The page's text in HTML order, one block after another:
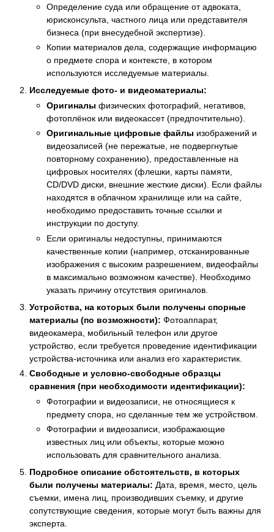
Определение суда или обращение от адвоката,
юрисконсульта, частного лица или представителя
бизнеса (при внесудебной экспертизе).
Копии материалов дела, содержащие информацию
о предмете спора и контексте, в котором
используются исследуемые материалы.
Исследуемые фото- и видеоматериалы:
Оригиналы физических фотографий, негативов,
фотоплёнок или видеокассет (предпочтительно).
Оригинальные цифровые файлы изображений и
видеозаписей (не пережатые, не подвергнутые
повторному сохранению), предоставленные на
цифровых носителях (флешки, карты памяти,
CD/DVD диски, внешние жесткие диски). Если файлы
находятся в облачном хранилище или на сайте,
необходимо предоставить точные ссылки и
инструкции по доступу.
Если оригиналы недоступны, принимаются
качественные копии (например, отсканированные
изображения с высоким разрешением, видеофайлы
в максимально возможном качестве). Необходимо
указать причину отсутствия оригиналов.
Устройства, на которых были получены спорные
материалы (по возможности): Фотоаппарат,
видеокамера, мобильный телефон или другое
устройство, если требуется проведение идентификации
устройства-источника или анализ его характеристик.
Свободные и условно-свободные образцы
сравнения (при необходимости идентификации):
Фотографии и видеозаписи, не относящиеся к
предмету спора, но сделанные тем же устройством.
Фотографии и видеозаписи, изображающие
известных лиц или объекты, которые можно
использовать для сравнительного анализа.
Подробное описание обстоятельств, в которых
были получены материалы: Дата, время, место, цель
съемки, имена лиц, производивших съемку, и другие
сопутствующие сведения, которые могут быть важны для
эксперта.